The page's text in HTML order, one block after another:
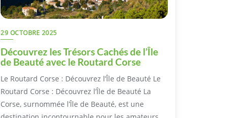
29 OCTOBRE 2025
Découvrez les Trésors Cachés de l’Île
de Beauté avec le Routard Corse
Le Routard Corse : Découvrez l’Île de Beauté Le
Routard Corse : Découvrez l’Île de Beauté La
Corse, surnommée l’Île de Beauté, est une